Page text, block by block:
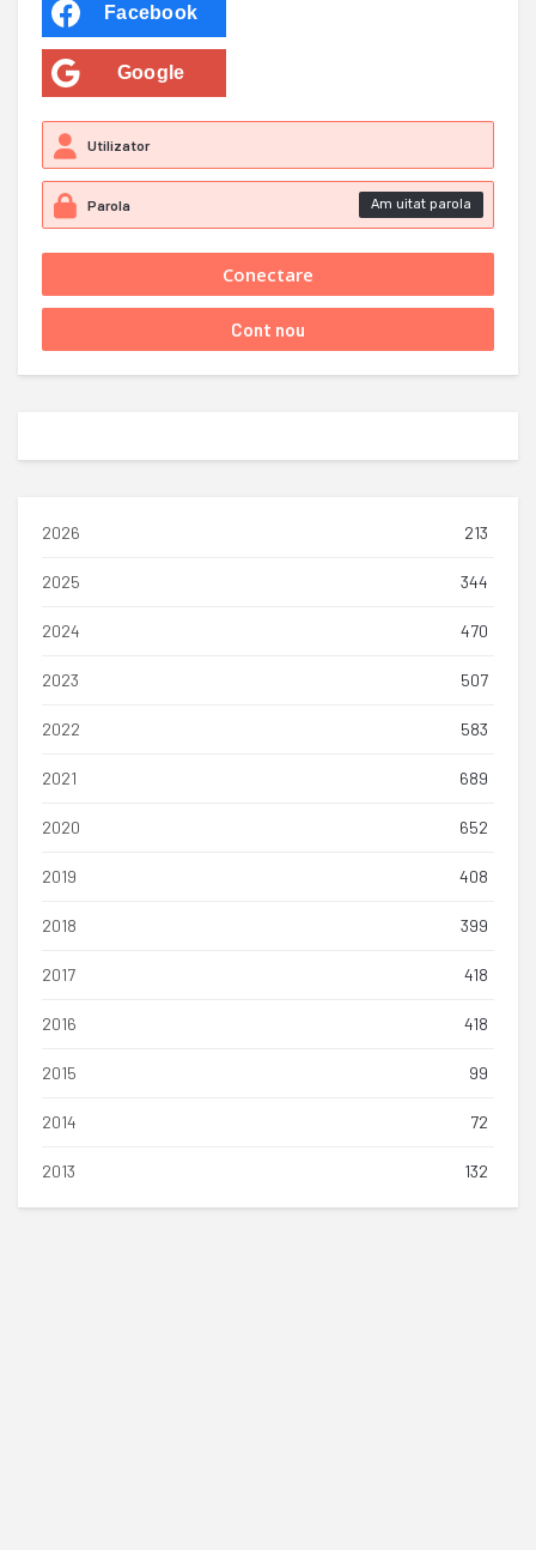
Facebook
Google
Am uitat parola
2026 213
2025 344
2024 470
2023 507
2022 583
2021 689
2020 652
2019 408
2018 399
2017 418
2016 418
2015 99
2014 72
2013 132